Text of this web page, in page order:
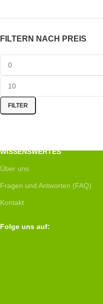
FILTERN NACH PREIS
FILTER
WISSENSWERTES
Über uns
Fragen und Antworten (FAQ)
Kontakt
Folge uns auf: